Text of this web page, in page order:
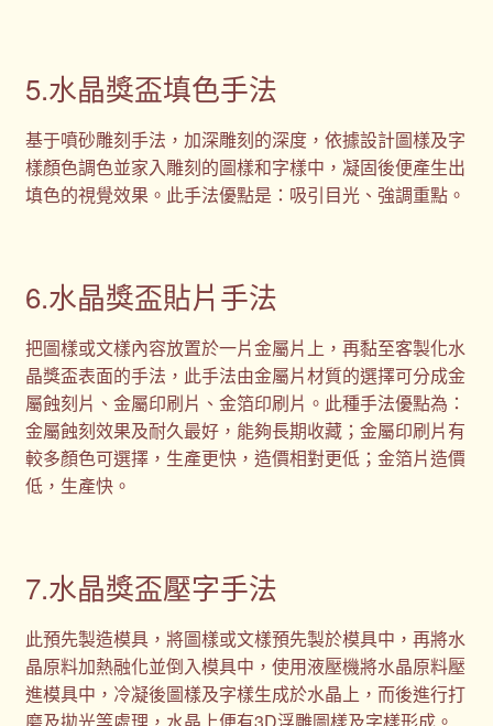
5.水晶獎盃填色手法
基于噴砂雕刻手法，加深雕刻的深度，依據設計圖樣及字
樣顏色調色並家入雕刻的圖樣和字樣中，凝固後便產生出
填色的視覺效果。此手法優點是：吸引目光、強調重點。
6.水晶獎盃貼片手法
把圖樣或文樣內容放置於一片金屬片上，再黏至客製化水
晶獎盃表面的手法，此手法由金屬片材質的選擇可分成金
屬蝕刻片、金屬印刷片、金箔印刷片。此種手法優點為：
金屬蝕刻效果及耐久最好，能夠長期收藏；金屬印刷片有
較多顏色可選擇，生產更快，造價相對更低；金箔片造價
低，生產快。
7.水晶獎盃壓字手法
此預先製造模具，將圖樣或文樣預先製於模具中，再將水
晶原料加熱融化並倒入模具中，使用液壓機將水晶原料壓
進模具中，冷凝後圖樣及字樣生成於水晶上，而後進行打